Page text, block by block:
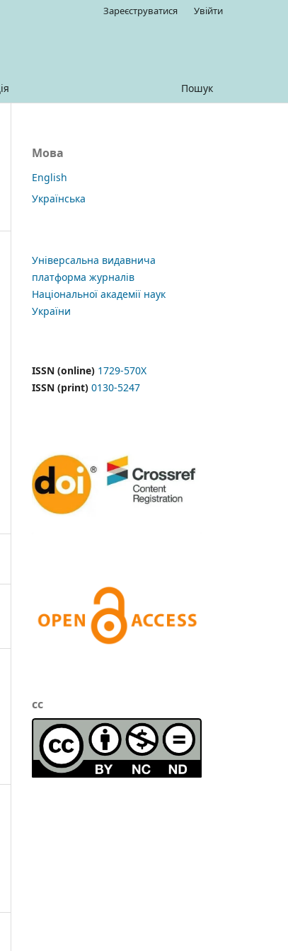
Пошук
Зареєструватися Увійти
Мова
English
Українська
Універсальна видавнича
платформа журналів
Національної академії наук
України
ISSN (online) 1729-570X
ISSN (print) 0130-5247
cc